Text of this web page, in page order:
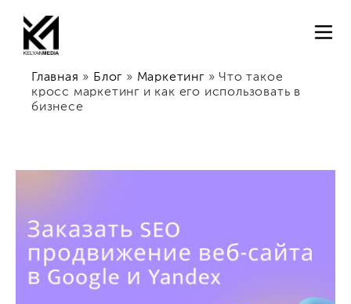
Главная » Блог » Маркетинг» Что такое
кросс маркетинг и как его использовать в
бизнесе